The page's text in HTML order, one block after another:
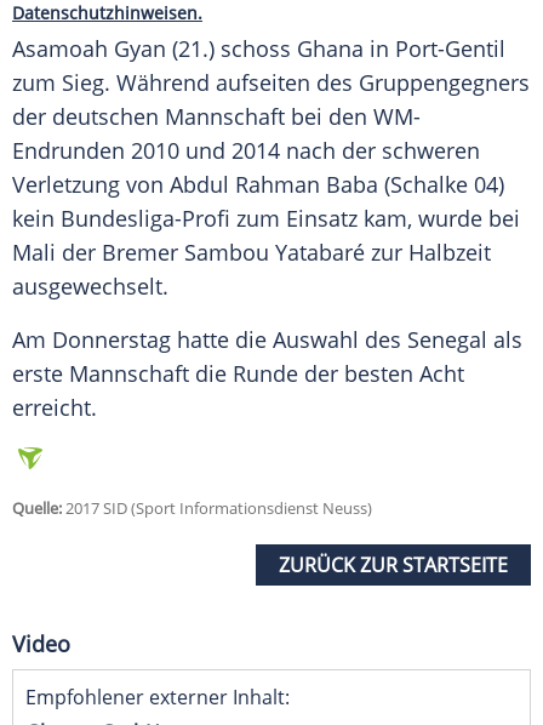
Datenschutzhinweisen.
Asamoah Gyan (21.) schoss Ghana in Port-Gentil
zum Sieg. Während aufseiten des Gruppengegners
der deutschen Mannschaft bei den WM-
Endrunden 2010 und 2014 nach der schweren
Verletzung von Abdul Rahman Baba (Schalke 04)
kein Bundesliga-Profi zum Einsatz kam, wurde bei
Mali der Bremer Sambou Yatabaré zur Halbzeit
ausgewechselt.
Am Donnerstag hatte die Auswahl des Senegal als
erste Mannschaft die Runde der besten Acht
erreicht.
Quelle:2017 SID (Sport Informationsdienst Neuss)
ZURÜCK ZUR STARTSEITE
Video
Empfohlener externer Inhalt: